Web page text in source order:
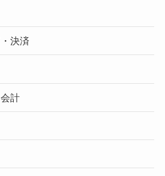
決済
計